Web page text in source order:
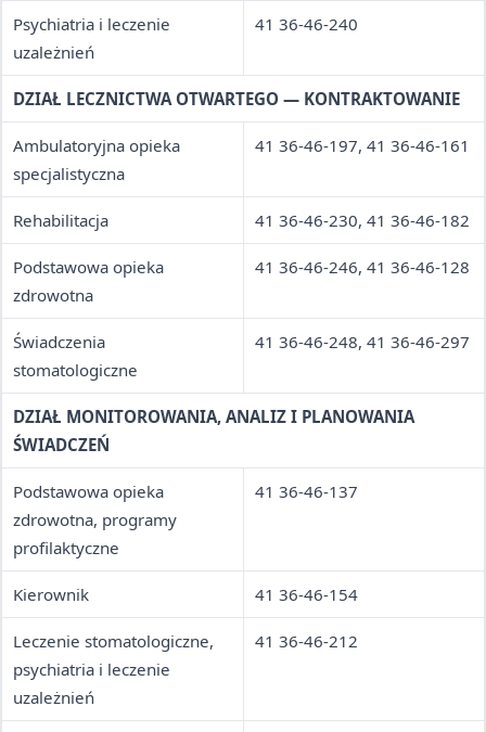
Psychiatria i leczenie
uzależnień
41 36-46-240
DZIAŁ LECZNICTWA OTWARTEGO — KONTRAKTOWANIE
Ambulatoryjna opieka
specjalistyczna
41 36-46-197, 41 36-46-161
Rehabilitacja 41 36-46-230, 41 36-46-182
Podstawowa opieka
zdrowotna
41 36-46-246, 41 36-46-128
Świadczenia
stomatologiczne
41 36-46-248, 41 36-46-297
DZIAŁ MONITOROWANIA, ANALIZ I PLANOWANIA
ŚWIADCZEŃ
Podstawowa opieka
zdrowotna, programy
profilaktyczne
41 36-46-137
Kierownik 41 36-46-154
Leczenie stomatologiczne,
psychiatria i leczenie
uzależnień
41 36-46-212